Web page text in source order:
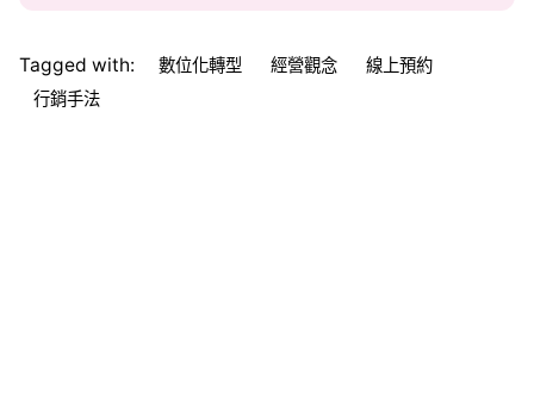
Tagged with: 數位化轉型 經營觀念
線上預約
行銷手法